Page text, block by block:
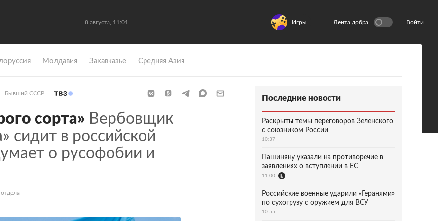
8 августа, 11:01 Игры Лента добра Войти
Молдавия Закавказье Средняя Азия
Бывший СССР
сорта» Вербовщик
сидит в российской
о русофобии и
Последние новости
Раскрыты темы переговоров Зеленского
с союзником России
10:37
Пашиняну указали на противоречие в
заявлениях о вступлении в ЕС
11:00
Российские военные ударили «Геранями»
по сухогрузу с оружием для ВСУ
10:55